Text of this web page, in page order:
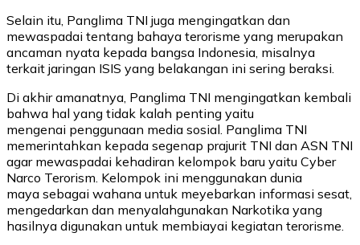
Selain itu, Panglima TNI juga mengingatkan dan
mewaspadai tentang bahaya terorisme yang merupakan
ancaman nyata kepada bangsa Indonesia, misalnya
terkait jaringan ISIS yang belakangan ini sering beraksi.
Di akhir amanatnya, Panglima TNI mengingatkan kembali
bahwa hal yang tidak kalah penting yaitu
mengenai penggunaan media sosial. Panglima TNI
memerintahkan kepada segenap prajurit TNI dan ASN TNI
agar mewaspadai kehadiran kelompok baru yaitu Cyber
Narco Terorism. Kelompok ini menggunakan dunia
maya sebagai wahana untuk meyebarkan informasi sesat,
mengedarkan dan menyalahgunakan Narkotika yang
hasilnya digunakan untuk membiayai kegiatan terorisme.